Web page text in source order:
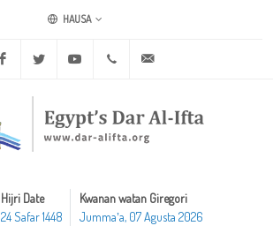
HAUSA
Facebook Twitter Youtube +20 2 25970400
Hijri Date
24 Safar 1448
Kwanan watan Giregori
Jummaʼa, 07 Agusta 2026